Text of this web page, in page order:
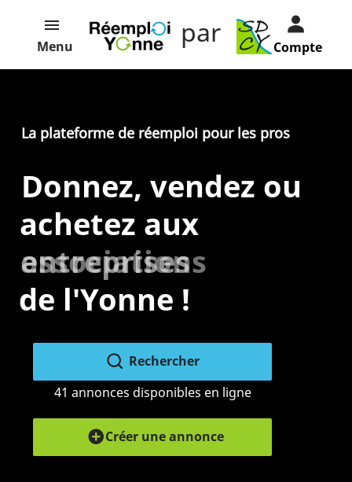
Menu par Compte
La plateforme de réemploi pour les pros
Donnez, vendez ou
achetez aux
entreprises
associations
de l'Yonne !
Rechercher
41 annonces disponibles en ligne
Créer une annonce